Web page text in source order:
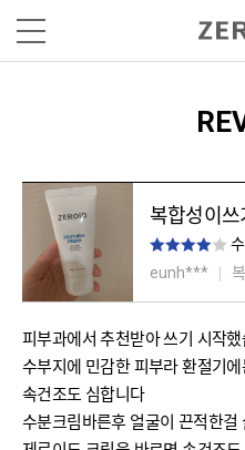
복합성이
eunh***
피부과에서 추천받아 쓰기 시작
수부지에 민감한 피부라 환절기
속건조도 심합니다
수분크림바른후 얼굴이 끈적한걸